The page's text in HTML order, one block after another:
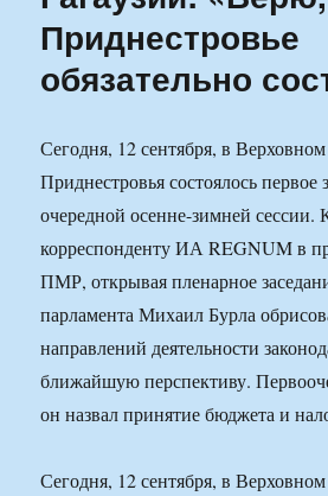
Приднестровье
обязательно
Сегодня, 12 сентября, в Верховном
Приднестровья состоялось первое
очередной осенне-зимней сессии.
корреспонденту ИА REGNUM в
ПМР, открывая пленарное
парламента Михаил Бурла
направлений деятельности
ближайшую перспективу.
он назвал принятие бюджета и
Сегодня, 12 сентября, в Верховном